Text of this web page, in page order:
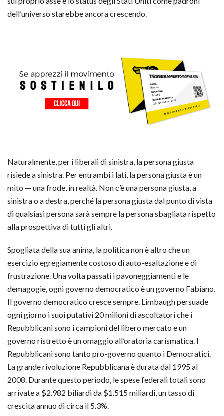
dell’universo starebbe ancora crescendo.
Naturalmente, per i liberali di sinistra, la persona giusta
risiede a sinistra. Per entrambi i lati, la persona giusta è un
mito — una frode, in realtà. Non c’è una persona giusta, a
sinistra o a destra, perché la persona giusta dal punto di vista
di qualsiasi persona sarà sempre la persona sbagliata rispetto
alla prospettiva di tutti gli altri.
Spogliata della sua anima, la politica non è altro che un
esercizio egregiamente costoso di auto-esaltazione e di
frustrazione. Una volta passati i pavoneggiamenti e le
demagogie, ogni governo democratico è un governo Fabiano.
Il governo democratico cresce sempre. Limbaugh persuade
ogni giorno i suoi putativi 20 milioni di ascoltatori che i
Repubblicani sono i campioni del libero mercato e un
governo ristretto è un omaggio all’oratoria carismatica. I
Repubblicani sono tanto pro-governo quanto i Democratici.
La grande rivoluzione Repubblicana è durata dal 1995 al
2008. Durante questo periodo, le spese federali totali sono
arrivate a $2.982 biliardi da $1.515 miliardi, un tasso di
crescita annuo di circa il 5.3%.